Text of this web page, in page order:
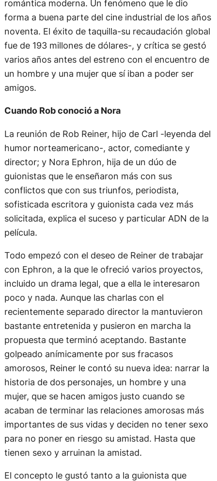
romántica moderna. Un fenómeno que le dio
forma a buena parte del cine industrial de los años
noventa. El éxito de taquilla-su recaudación global
fue de 193 millones de dólares-, y crítica se gestó
varios años antes del estreno con el encuentro de
un hombre y una mujer que sí iban a poder ser
amigos.
Cuando Rob conoció a Nora
La reunión de Rob Reiner, hijo de Carl -leyenda del
humor norteamericano-, actor, comediante y
director; y Nora Ephron, hija de un dúo de
guionistas que le enseñaron más con sus
conflictos que con sus triunfos, periodista,
sofisticada escritora y guionista cada vez más
solicitada, explica el suceso y particular ADN de la
película.
Todo empezó con el deseo de Reiner de trabajar
con Ephron, a la que le ofreció varios proyectos,
incluido un drama legal, que a ella le interesaron
poco y nada. Aunque las charlas con el
recientemente separado director la mantuvieron
bastante entretenida y pusieron en marcha la
propuesta que terminó aceptando. Bastante
golpeado anímicamente por sus fracasos
amorosos, Reiner le contó su nueva idea: narrar la
historia de dos personajes, un hombre y una
mujer, que se hacen amigos justo cuando se
acaban de terminar las relaciones amorosas más
importantes de sus vidas y deciden no tener sexo
para no poner en riesgo su amistad. Hasta que
tienen sexo y arruinan la amistad.
El concepto le gustó tanto a la guionista que